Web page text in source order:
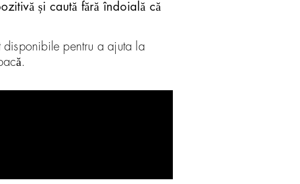
și caută fără îndoială că
disponibile pentru a ajuta la